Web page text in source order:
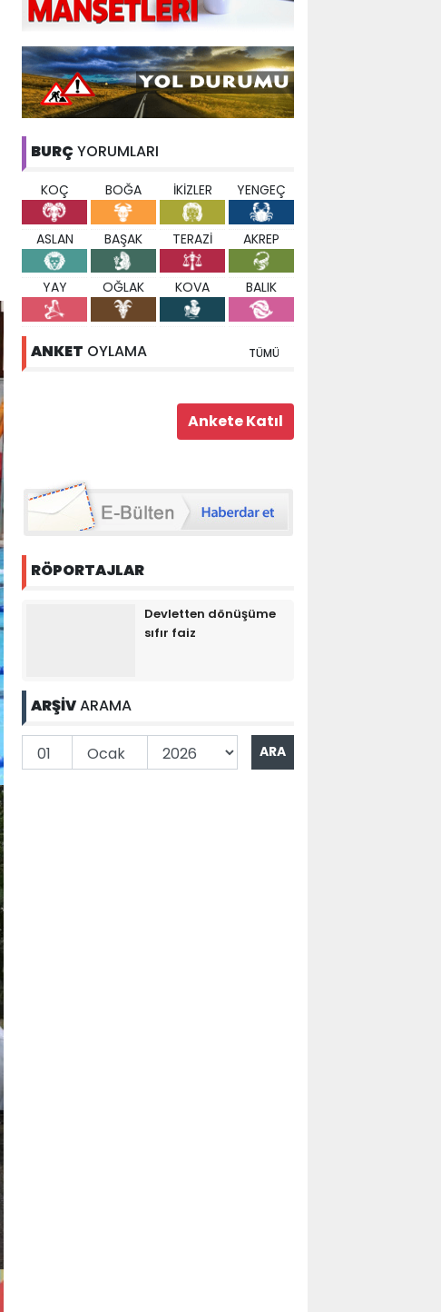
BURÇ YORUMLARI
KOÇ BOĞA İKİZLER YENGEÇ
ASLAN BAŞAK TERAZİ AKREP
YAY OĞLAK KOVA BALIK
ANKET OYLAMA TÜMÜ
RÖPORTAJLAR
Devletten dönüşüme
sıfır faiz
ARŞİVARAMA